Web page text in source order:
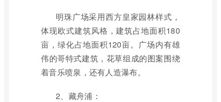
明珠广场采用西方皇家园林样式，
体现欧式建筑风格，建筑占地面积180
亩，绿化占地面积120亩。广场内有雄
伟的哥特式建筑，花草组成的图案围绕
着音乐喷泉，还有人造瀑布。
2、藏舟浦：